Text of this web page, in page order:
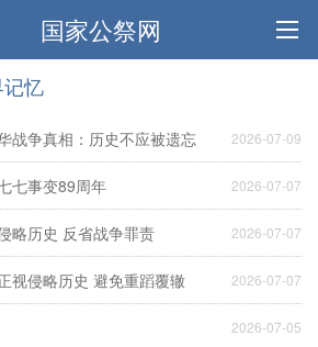
国家公祭网
忆
战争真相：历史不应被遗忘 2026-07-09
七事变89周年 2026-07-07
略历史 反省战争罪责 2026-07-07
视侵略历史 避免重蹈覆辙 2026-07-07
2026-07-05